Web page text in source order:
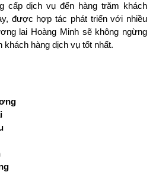
cấp dịch vụ đến hàng trăm khách
được hợp tác phát triển với nhiều
lai Hoàng Minh sẽ không ngừng
khách hàng dịch vụ tốt nhất.